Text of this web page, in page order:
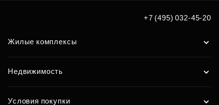
+7 (495) 032-45-20
Жилые комплексы
Недвижимость
Условия покупки